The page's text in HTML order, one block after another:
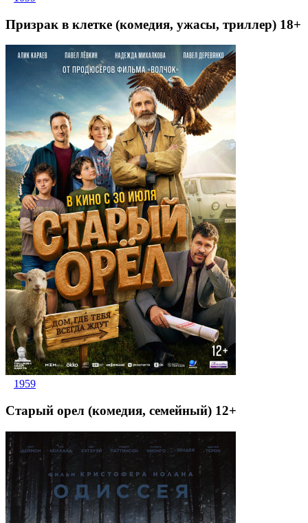
Призрак в клетке (комедия, ужасы, триллер) 18+
1959
Старый орел (комедия, семейный) 12+